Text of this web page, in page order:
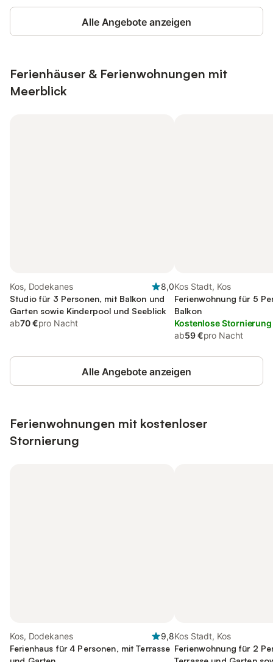
Alle Angebote anzeigen
Ferienhäuser & Ferienwohnungen mit
Meerblick
Kos, Dodekanes
8,0
Studio für 3 Personen, mit Balkon und
Garten sowie Kinderpool und Seeblick
ab70 €pro Nacht
Kos Stadt, Kos
Ferienwohnung für 5
Balkon
Kostenlose Stornierung
ab59 €pro Nacht
Alle Angebote anzeigen
Ferienwohnungen mit kostenloser
Stornierung
Kos, Dodekanes
9,8
Ferienhaus für 4 Personen, mit Terrasse
Kos Stadt, Kos
Ferienwohnung für 2